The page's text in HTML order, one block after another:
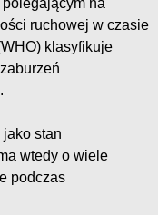
na
ruchowej w czasie
klasyfikuje
stan
wtedy o wiele
podczas